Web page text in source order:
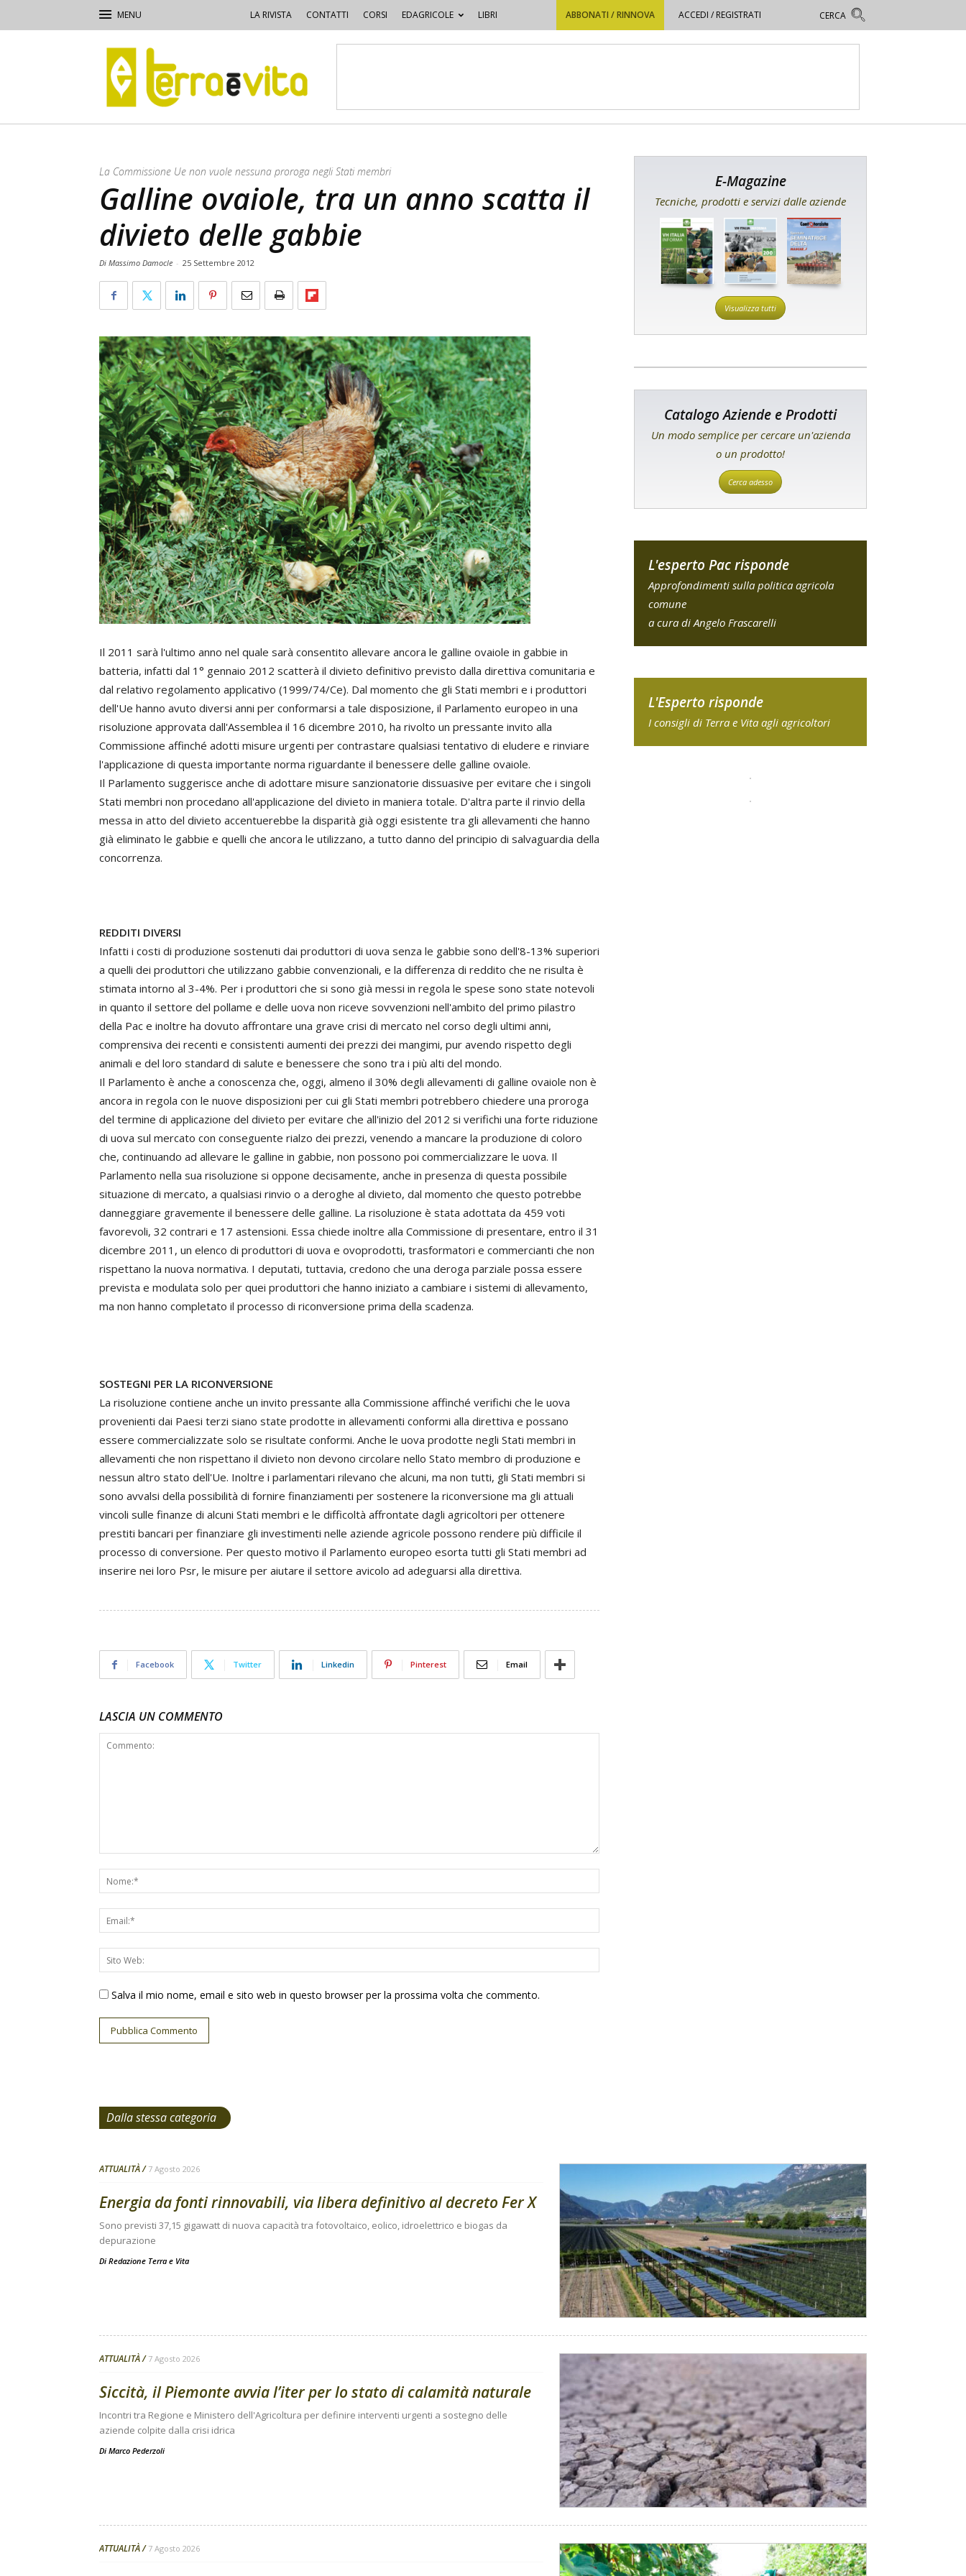
LA RIVISTA CONTATTI CORSI EDAGRICOLE LIBRI ABBONATI / RINNOVA ACCEDI / REGISTRATI
Terra
e
Vita
La Commissione Ue non vuole nessuna proroga negli Stati membri
Galline ovaiole, tra un anno scatta il
divieto delle gabbie
Di Massimo Damocle - 25 Settembre 2012
Il 2011 sarà l'ultimo anno nel quale sarà consentito allevare ancora le galline ovaiole in gabbie in
batteria, infatti dal 1° gennaio 2012 scatterà il divieto definitivo previsto dalla direttiva comunitaria e
dal relativo regolamento applicativo (1999/74/Ce). Dal momento che gli Stati membri e i produttori
dell'Ue hanno avuto diversi anni per conformarsi a tale disposizione, il Parlamento europeo in una
risoluzione approvata dall'Assemblea il 16 dicembre 2010, ha rivolto un pressante invito alla
Commissione affinché adotti misure urgenti per contrastare qualsiasi tentativo di eludere e rinviare
l'applicazione di questa importante norma riguardante il benessere delle galline ovaiole.
Il Parlamento suggerisce anche di adottare misure sanzionatorie dissuasive per evitare che i singoli
Stati membri non procedano all'applicazione del divieto in maniera totale. D'altra parte il rinvio della
messa in atto del divieto accentuerebbe la disparità già oggi esistente tra gli allevamenti che hanno
già eliminato le gabbie e quelli che ancora le utilizzano, a tutto danno del principio di salvaguardia della
concorrenza.
REDDITI DIVERSI
Infatti i costi di produzione sostenuti dai produttori di uova senza le gabbie sono dell'8-13% superiori
a quelli dei produttori che utilizzano gabbie convenzionali, e la differenza di reddito che ne risulta è
stimata intorno al 3-4%. Per i produttori che si sono già messi in regola le spese sono state notevoli
in quanto il settore del pollame e delle uova non riceve sovvenzioni nell'ambito del primo pilastro
della Pac e inoltre ha dovuto affrontare una grave crisi di mercato nel corso degli ultimi anni,
comprensiva dei recenti e consistenti aumenti dei prezzi dei mangimi, pur avendo rispetto degli
animali e del loro standard di salute e benessere che sono tra i più alti del mondo.
Il Parlamento è anche a conoscenza che, oggi, almeno il 30% degli allevamenti di galline ovaiole non è
ancora in regola con le nuove disposizioni per cui gli Stati membri potrebbero chiedere una proroga
del termine di applicazione del divieto per evitare che all'inizio del 2012 si verifichi una forte riduzione
di uova sul mercato con conseguente rialzo dei prezzi, venendo a mancare la produzione di coloro
che, continuando ad allevare le galline in gabbie, non possono poi commercializzare le uova. Il
Parlamento nella sua risoluzione si oppone decisamente, anche in presenza di questa possibile
situazione di mercato, a qualsiasi rinvio o a deroghe al divieto, dal momento che questo potrebbe
danneggiare gravemente il benessere delle galline. La risoluzione è stata adottata da 459 voti
favorevoli, 32 contrari e 17 astensioni. Essa chiede inoltre alla Commissione di presentare, entro il 31
dicembre 2011, un elenco di produttori di uova e ovoprodotti, trasformatori e commercianti che non
rispettano la nuova normativa. I deputati, tuttavia, credono che una deroga parziale possa essere
prevista e modulata solo per quei produttori che hanno iniziato a cambiare i sistemi di allevamento,
ma non hanno completato il processo di riconversione prima della scadenza.
SOSTEGNI PER LA RICONVERSIONE
La risoluzione contiene anche un invito pressante alla Commissione affinché verifichi che le uova
provenienti dai Paesi terzi siano state prodotte in allevamenti conformi alla direttiva e possano
essere commercializzate solo se risultate conformi. Anche le uova prodotte negli Stati membri in
allevamenti che non rispettano il divieto non devono circolare nello Stato membro di produzione e
nessun altro stato dell'Ue. Inoltre i parlamentari rilevano che alcuni, ma non tutti, gli Stati membri si
sono avvalsi della possibilità di fornire finanziamenti per sostenere la riconversione ma gli attuali
vincoli sulle finanze di alcuni Stati membri e le difficoltà affrontate dagli agricoltori per ottenere
prestiti bancari per finanziare gli investimenti nelle aziende agricole possono rendere più difficile il
processo di conversione. Per questo motivo il Parlamento europeo esorta tutti gli Stati membri ad
inserire nei loro Psr, le misure per aiutare il settore avicolo ad adeguarsi alla direttiva.
Facebook Twitter Linkedin Pinterest Email
LASCIA UN COMMENTO
Salva il mio nome, email e sito web in questo browser per la prossima volta che commento.
E-Magazine
Tecniche, prodotti e servizi dalle aziende
Visualizza tutti
Catalogo Aziende e Prodotti
Un modo semplice per cercare un'azienda
o un prodotto!
Cerca adesso
L'esperto Pac risponde
Approfondimenti sulla politica agricola
comune
a cura di Angelo Frascarelli
L'Esperto risponde
I consigli di Terra e Vita agli agricoltori
Dalla stessa categoria
ATTUALITÀ 7 Agosto 2026
Energia da fonti rinnovabili, via libera definitivo al decreto Fer X
Sono previsti 37,15 gigawatt di nuova capacità tra fotovoltaico, eolico, idroelettrico e biogas da
depurazione
Di Redazione Terra e Vita
ATTUALITÀ 7 Agosto 2026
Siccità, il Piemonte avvia l’iter per lo stato di calamità naturale
Incontri tra Regione e Ministero dell'Agricoltura per definire interventi urgenti a sostegno delle
aziende colpite dalla crisi idrica
Di Marco Pederzoli
ATTUALITÀ 7 Agosto 2026